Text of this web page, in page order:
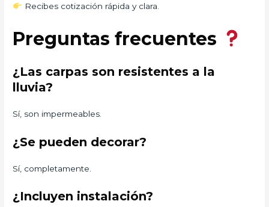
Recibes cotización rápida y clara.
Preguntas frecuentes
¿Las carpas son resistentes a la
lluvia?
Sí, son impermeables.
¿Se pueden decorar?
Sí, completamente.
¿Incluyen instalación?